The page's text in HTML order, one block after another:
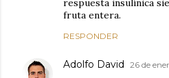
respuesta insulínica
fruta entera.
RESPONDER
Adolfo David 26 de